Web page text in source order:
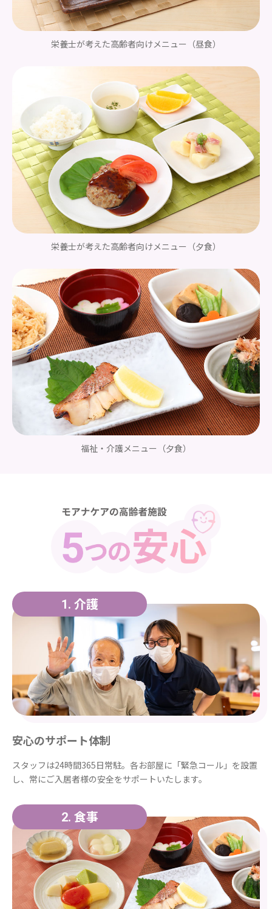
栄養士が考えた高齢者向けメニュー （昼食）
栄養士が考えた高齢者向けメニュー （夕食）
福祉・介護メニュー （夕食）
1. 介護
安心のサポート体制
スタッフは24時間365日常駐。各お部屋に「緊急コール」を設置
し、常にご入居者様の安全をサポートいたします。
2. 食事